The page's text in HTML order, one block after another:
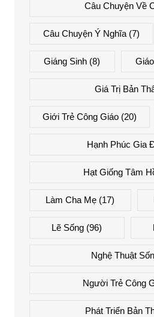
Câu Chuyện Về
Câu Chuyện Ý Nghĩa(7)
Giáng Sinh (8)
Giá Trị Bản
Giới Trẻ Công Giáo(20)
Hạnh Phúc Gia
Hạt Giống Tâm
Làm Cha Mẹ (17)
Lẽ Sống (96)
Nghệ Thuật
Người Trẻ Công
Phát Triển Bản